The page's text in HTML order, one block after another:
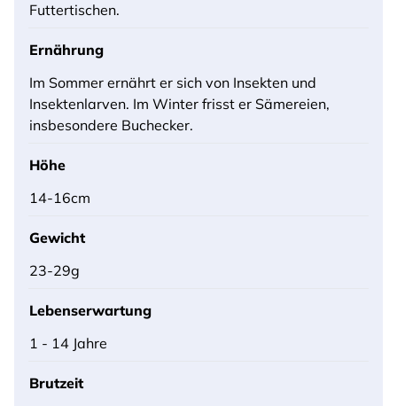
Futtertischen.
Ernährung
Im Sommer ernährt er sich von Insekten und
Insektenlarven. Im Winter frisst er Sämereien,
insbesondere Buchecker.
Höhe
14-16cm
Gewicht
23-29g
Lebenserwartung
1 - 14 Jahre
Brutzeit